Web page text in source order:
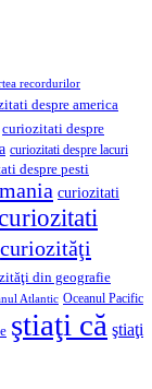
recordurilor
despre america
curiozitati despre
curiozitati despre lacuri
despre pesti
curiozitati
curiozităţi
din geografie
Atlantic Oceanul Pacific
ştiaţi că ştiaţi